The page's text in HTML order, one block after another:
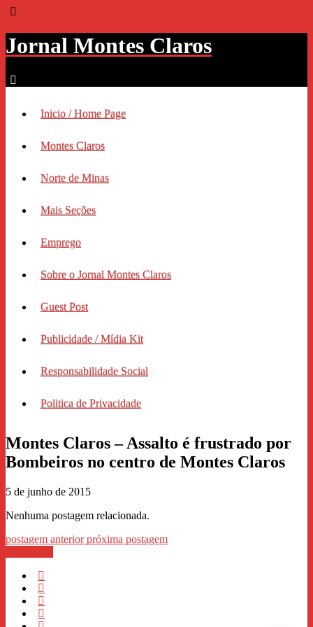
Jornal Montes Claros
Inicio / Home Page
Montes Claros
Norte de Minas
Mais Seções
Emprego
Sobre o Jornal Montes Claros
Guest Post
Publicidade / Mídia Kit
Responsabilidade Social
Politica de Privacidade
Montes Claros – Assalto é frustrado por
Bombeiros no centro de Montes Claros
5 de junho de 2015
Nenhuma postagem relacionada.
postagem anteriorpróxima postagem